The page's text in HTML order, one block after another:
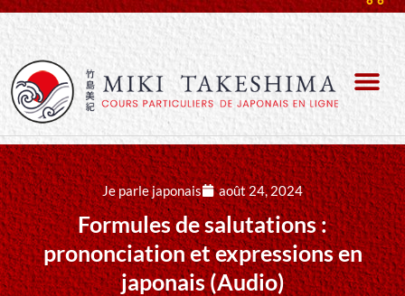
Je parle japonais août 24, 2024
Formules de salutations :
prononciation et expressions en
japonais (Audio)